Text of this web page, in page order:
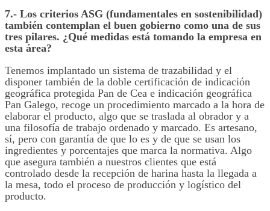
7.- Los criterios ASG (fundamentales en sostenibilidad)
también contemplan el buen gobierno como una de sus
tres pilares. ¿Qué medidas está tomando la empresa en
esta área?
Tenemos implantado un sistema de trazabilidad y el
disponer también de la doble certificación de indicación
geográfica protegida Pan de Cea e indicación geográfica
Pan Galego, recoge un procedimiento marcado a la hora de
elaborar el producto, algo que se traslada al obrador y a
una filosofía de trabajo ordenado y marcado. Es artesano,
sí, pero con garantía de que lo es y de que se usan los
ingredientes y porcentajes que marca la normativa. Algo
que asegura también a nuestros clientes que está
controlado desde la recepción de harina hasta la llegada a
la mesa, todo el proceso de producción y logístico del
producto.